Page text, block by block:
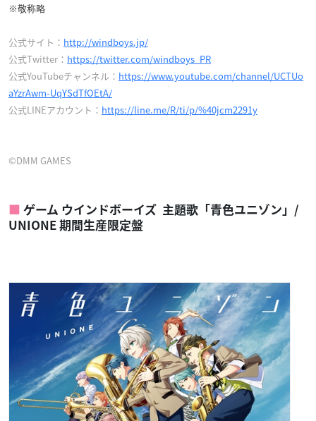
※敬称略
公式サイト： http://windboys.jp/
公式Twitter： https://twitter.com/windboys_PR
公式YouTubeチャンネル： https://www.youtube.com/channel/UCTUo
aYzrAwm-UqYSdTfOEtA/
公式LINEアカウント： https://line.me/R/ti/p/%40jcm2291y
©DMM GAMES
ゲーム ウインドボーイズ 主題歌「青色ユニゾン」/
UNIONE 期間生産限定盤